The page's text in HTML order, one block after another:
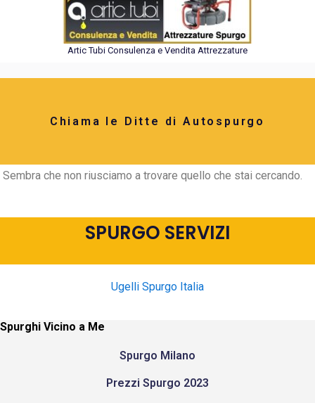
Artic Tubi Consulenza e Vendita Attrezzature
Chiama le Ditte di Autospurgo
Sembra che non riusciamo a trovare quello che stai cercando.
SPURGO SERVIZI
Ugelli Spurgo Italia
Spurghi Vicino a Me
Spurgo Milano
Prezzi Spurgo 2023